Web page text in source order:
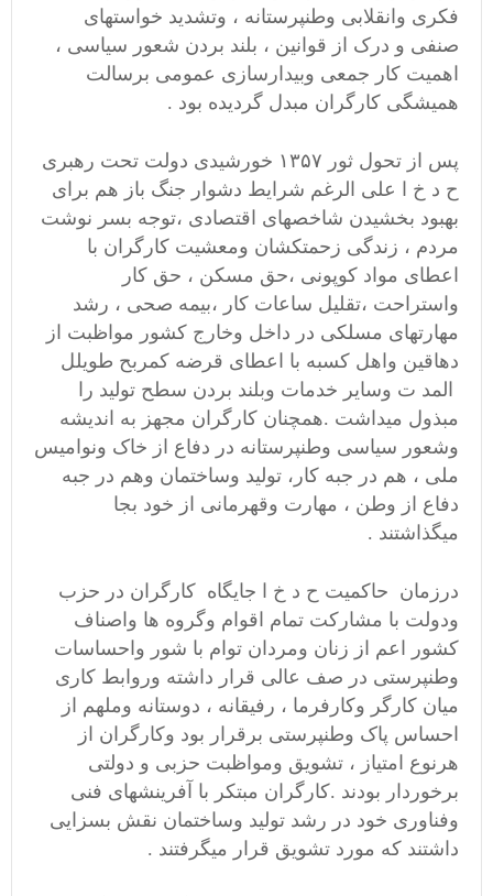
فکری وانقلابی وطنپرستانه ، وتشدید خواستهای
صنفی و درک از قوانین ، بلند بردن شعور سیاسی ،
اهمیت کار جمعی وبیدارسازی عمومی برسالت
همیشگی کارگران مبدل گردیده بود .
پس از تحول ثور ۱۳۵۷ خورشیدی دولت تحت رهبری
ح د خ ا علی الرغم شرایط دشوار جنگ باز هم برای
بهبود بخشیدن شاخصهای اقتصادی ،توجه بسر نوشت
مردم ، زندگی زحمتکشان ومعشیت کارگران با
اعطای مواد کوپونی ،حق مسکن ، حق کار
واستراحت ،تقلیل ساعات کار ،بیمه صحی ، رشد
مهارتهای مسلکی در داخل وخارج کشور مواظبت از
دهاقین واهل کسبه با اعطای قرضه کمربح طویلل
المد ت وسایر خدمات وبلند بردن سطح تولید را
مبذول میداشت .همچنان کارگران مجهز به اندیشه
وشعور سیاسی وطنپرستانه در دفاع از خاک ونوامیس
ملی ، هم در جبه کار، تولید وساختمان وهم در جبه
دفاع از وطن ، مهارت وقهرمانی از خود بجا
میگذاشتند .
درزمان حاکمیت ح د خ ا جایگاه کارگران در حزب
ودولت با مشارکت تمام اقوام وگروه ها واصناف
کشور اعم از زنان ومردان توام با شور واحساسات
وطنپرستی در صف عالی قرار داشته وروابط کاری
میان کارگر وکارفرما ، رفیقانه ، دوستانه وملهم از
احساس پاک وطنپرستی برقرار بود وکارگران از
هرنوع امتیاز ، تشویق ومواظبت حزبی و دولتی
برخوردار بودند .کارگران مبتکر با آفرینشهای فنی
وفناوری خود در رشد تولید وساختمان نقش بسزایی
داشتند که مورد تشویق قرار میگرفتند .